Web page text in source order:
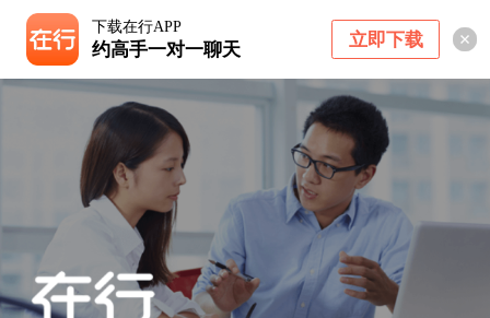
下载在行APP
约高手一对一聊天 立即下载